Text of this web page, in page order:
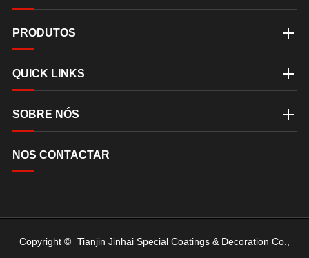
PRODUTOS
QUICK LINKS
SOBRE NÓS
NOS CONTACTAR
Copyright © Tianjin Jinhai Special Coatings & Decoration Co.,